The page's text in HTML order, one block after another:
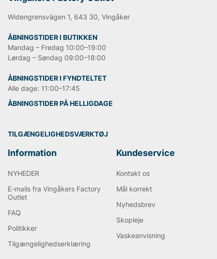
Widengrensvägen 1, 643 30, Vingåker
ÅBNINGSTIDER I BUTIKKEN
Mandag – Fredag 10:00–19:00
Lørdag – Søndag 09:00–18:00
ÅBNINGSTIDER I FYNDTELTET
Alle dage: 11:00–17:45
ÅBNINGSTIDER PÅ HELLIGDAGE
TILGÆNGELIGHEDSVÆRKTØJ
Information
NYHEDER
E-mails fra Vingåkers Factory
Outlet
FAQ
Politikker
Tilgængelighedserklæring
Kundeservice
Kontakt os
Mål korrekt
Nyhedsbrev
Skopleje
Vaskeanvisning